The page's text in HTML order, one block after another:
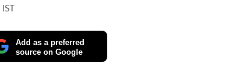
IST
Add as a preferred
source on Google